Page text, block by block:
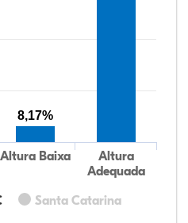
Santa Catarina
Altura Baixa
Altura
Adequada
8,17%